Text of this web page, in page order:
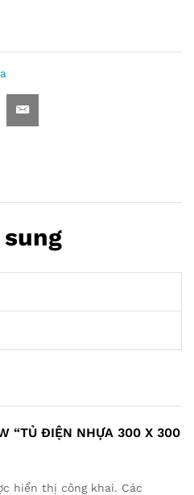
“TỦ ĐIỆN NHỰA 300 X 300
hiển thị công khai. Các